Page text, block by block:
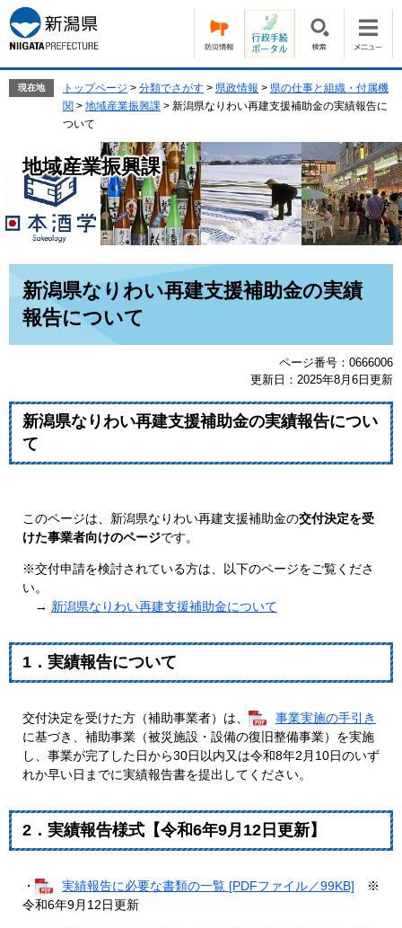
ー
ジ
の
ニ
ュ
ー
へ
現在地 トップページ > 分類でさがす > 県政情報 > 県の仕事と組織・付属機
関 > 地域産業振興課 > 新潟県なりわい再建支援補助金の実績報告に
ついて
地域産業振興課
新潟県なりわい再建支援補助金の実績
報告について
ページ番号：0666006
更新日：2025年8月6日更新
新潟県なりわい再建支援補助金の実績報告につい
て
このページは、新潟県なりわい再建支援補助金の交付決定を受
けた事業者向けのページです。
※交付申請を検討されている方は、以下のページをご覧くださ
い。
→ 新潟県なりわい再建支援補助金について
1．実績報告について
交付決定を受けた方（補助事業者）は、
事業実施の手引き
に基づき、補助事業（被災施設・設備の復旧整備事業）を実施
し、事業が完了した日から30日以内又は令和8年2月10日のいず
れか早い日までに実績報告書を提出してください。
2．実績報告様式【令和6年9月12日更新】
・ 実績報告に必要な書類の一覧 [PDFファイル／99KB] ※
令和6年9月12日更新​​